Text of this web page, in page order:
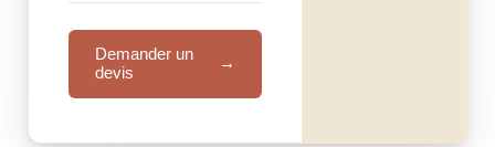
Demander un
devis
→